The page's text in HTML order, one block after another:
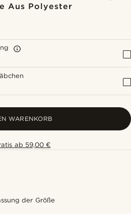
Aus Polyester
WARENKORB
ab 59,00 €
der Größe